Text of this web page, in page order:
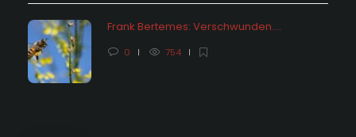
Frank Bertemes: Verschwunden….
0 754